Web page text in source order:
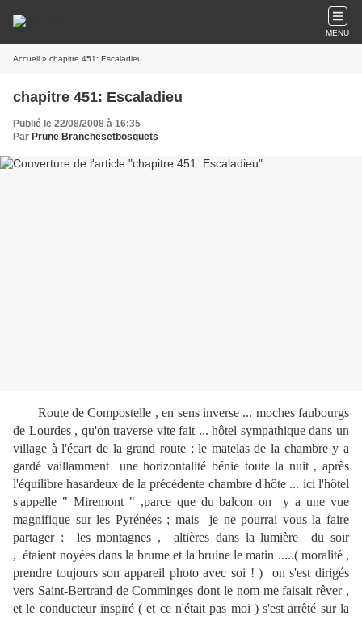
MENU
Accueil » chapitre 451: Escaladieu
chapitre 451: Escaladieu
Publié le 22/08/2008 à 16:35
Par Prune Branchesetbosquets
Route de Compostelle , en sens inverse ... moches faubourgs
de Lourdes , qu'on traverse vite fait ... hôtel sympathique dans un
village à l'écart de la grand route ; le matelas de la chambre y a
gardé vaillamment une horizontalité bénie toute la nuit , après
l'équilibre hasardeux de la précédente chambre d'hôte ... ici l'hôtel
s'appelle " Miremont " ,parce que du balcon on y a une vue
magnifique sur les Pyrénées ; mais je ne pourrai vous la faire
partager : les montagnes , altières dans la lumière du soir
, étaient noyées dans la brume et la bruine le matin .....( moralité ,
prendre toujours son appareil photo avec soi ! ) on s'est dirigés
vers Saint-Bertrand de Comminges dont le nom me faisait rêver ,
et le conducteur inspiré ( et ce n'était pas moi ) s'est arrêté sur la